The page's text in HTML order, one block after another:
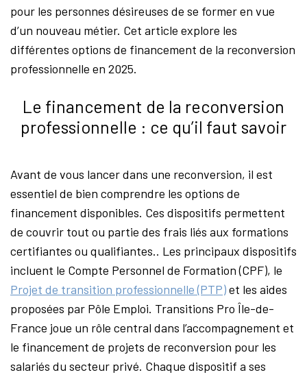
pour les personnes désireuses de se former en vue
d’un nouveau métier. Cet article explore les
différentes options de financement de la reconversion
professionnelle en 2025.
Le financement de la reconversion
professionnelle : ce qu’il faut savoir
Avant de vous lancer dans une reconversion, il est
essentiel de bien comprendre les options de
financement disponibles. Ces dispositifs permettent
de couvrir tout ou partie des frais liés aux formations
certifiantes ou qualifiantes.. Les principaux dispositifs
incluent le Compte Personnel de Formation (CPF), le
Projet de transition professionnelle (PTP)et les aides
proposées par Pôle Emploi. Transitions Pro Île-de-
France joue un rôle central dans l’accompagnement et
le financement de projets de reconversion pour les
salariés du secteur privé. Chaque dispositif a ses